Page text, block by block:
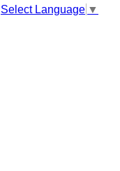
Select Language ▼